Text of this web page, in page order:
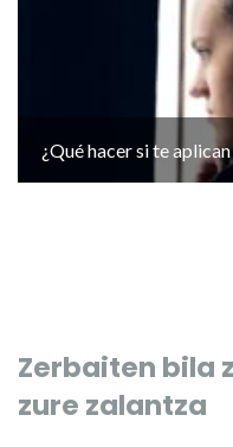
¿Qué hacer si te
Zerbaiten bila
zure zalantza